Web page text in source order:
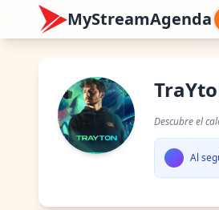
MyStreamAgenda
Descubre el
Al